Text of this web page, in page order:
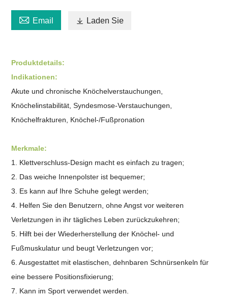
 Email  Laden Sie
Produktdetails:
Indikationen:
Akute und chronische Knöchelverstauchungen,
Knöchelinstabilität, Syndesmose-Verstauchungen,
Knöchelfrakturen, Knöchel-/Fußpronation
Merkmale:
1. Klettverschluss-Design macht es einfach zu tragen;
2. Das weiche Innenpolster ist bequemer;
3. Es kann auf Ihre Schuhe gelegt werden;
4. Helfen Sie den Benutzern, ohne Angst vor weiteren
Verletzungen in ihr tägliches Leben zurückzukehren;
5. Hilft bei der Wiederherstellung der Knöchel- und
Fußmuskulatur und beugt Verletzungen vor;
6. Ausgestattet mit elastischen, dehnbaren Schnürsenkeln für
eine bessere Positionsfixierung;
7. Kann im Sport verwendet werden.